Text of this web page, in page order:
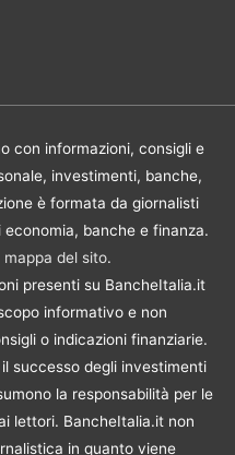
con informazioni, consigli e
investimenti, banche,
è formata da giornalisti
banche e finanza.
mappa del sito.
presenti su BancheItalia.it
informativo e non
o indicazioni finanziarie.
successo degli investimenti
la responsabilità per le
lettori. BancheItalia.it non
in quanto viene